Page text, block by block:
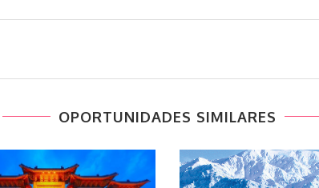
OPORTUNIDADES SIMILARES